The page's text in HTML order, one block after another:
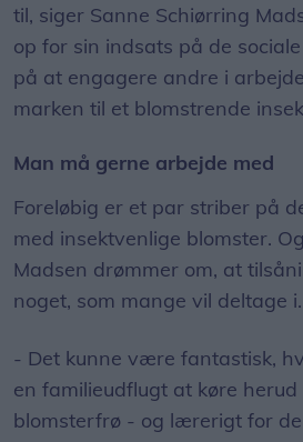
til, siger Sanne Schiørring
op for sin indsats på de
på at engagere andre i
marken til et blomstrende
Man må gerne arbejde med
Foreløbig er et par striber på
med insektvenlige blomster.
Madsen drømmer om, at
noget, som mange vil deltage i.
- Det kunne være fantastisk,
en familieudflugt at køre herud
blomsterfrø - og lærerigt for